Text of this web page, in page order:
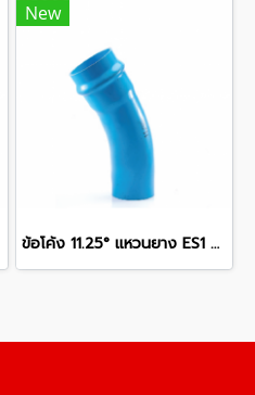
New
ข้อโค้ง 11.25° แหวนยาง ES1 SCG ขนาด 250 มม. (10 นิ้ว ) ชั้น 13.5